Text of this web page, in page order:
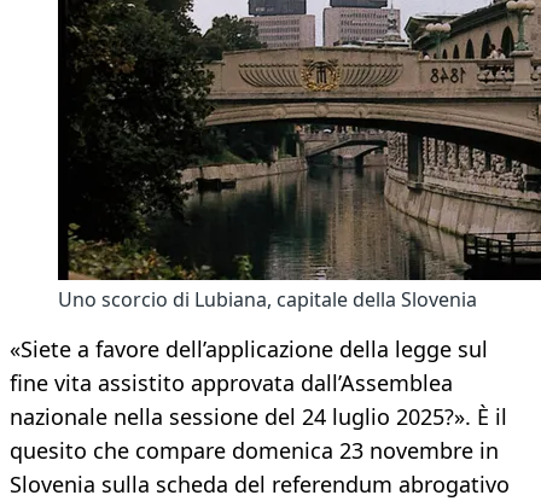
Uno scorcio di Lubiana, capitale della Slovenia
«Siete a favore dell’applicazione della legge sul
fine vita assistito approvata dall’Assemblea
nazionale nella sessione del 24 luglio 2025?». È il
quesito che compare domenica 23 novembre in
Slovenia sulla scheda del referendum abrogativo